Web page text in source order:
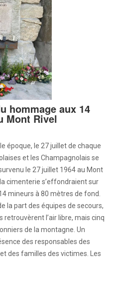
hommage aux 14
Mont Rivel
époque, le 27 juillet de chaque
et les Champagnolais se
le 27 juillet 1964 au Mont
cimenterie s’effondraient sur
mineurs à 80 mètres de fond.
la part des équipes de secours,
retrouvèrent l’air libre, mais cinq
de la montagne. Un
des responsables des
des familles des victimes. Les